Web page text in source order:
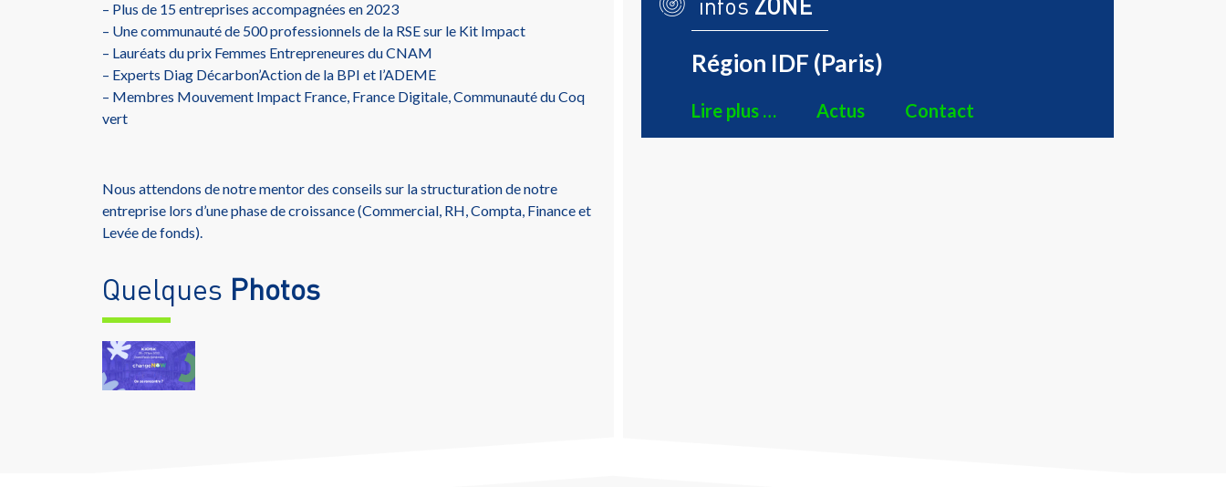
– Plus de 15 entreprises accompagnées en 2023
– Une communauté de 500 professionnels de la RSE sur le Kit Impact
– Lauréats du prix Femmes Entrepreneures du CNAM
– Experts Diag Décarbon’Action de la BPI et l’ADEME
– Membres Mouvement Impact France, France Digitale, Communauté du Coq
vert
Nous attendons de notre mentor des conseils sur la structuration de notre
entreprise lors d’une phase de croissance (Commercial, RH, Compta, Finance et
Levée de fonds).
Quelques Photos
infos ZONE
Région IDF (Paris)
Lire plus … Actus Contact